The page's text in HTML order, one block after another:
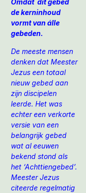
Omdat dit gebed
de kerninhoud
vormt van álle
gebeden.
De meeste mensen
denken dat Meester
Jezus een totaal
nieuw gebed aan
zijn discipelen
leerde. Het was
echter een verkorte
versie van een
belangrijk gebed
wat al eeuwen
bekend stond als
het ‘Achttiengebed’.
Meester Jezus
citeerde regelmatig